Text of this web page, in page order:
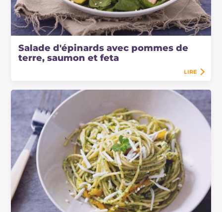
Salade d'épinards avec pommes de
terre, saumon et feta
LIRE